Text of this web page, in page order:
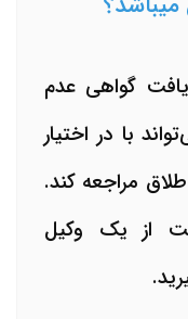
گواهی عدم
با در اختیار
مراجعه کند.
از یک وکیل